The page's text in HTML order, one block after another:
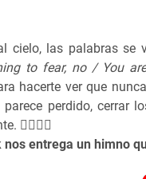
cielo, las palabras
to fear, no / You
hacerte ver que
perdido, cerrar
❤️‍🔥🤘🏻
nos entrega un himno